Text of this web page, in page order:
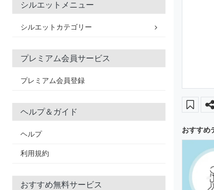
シルエットメニュー
シルエットカテゴリー
プレミアム会員サービス
プレミアム会員登録
ヘルプ＆ガイド
ヘルプ
利用規約
おすすめ無料サービス
おすすめ